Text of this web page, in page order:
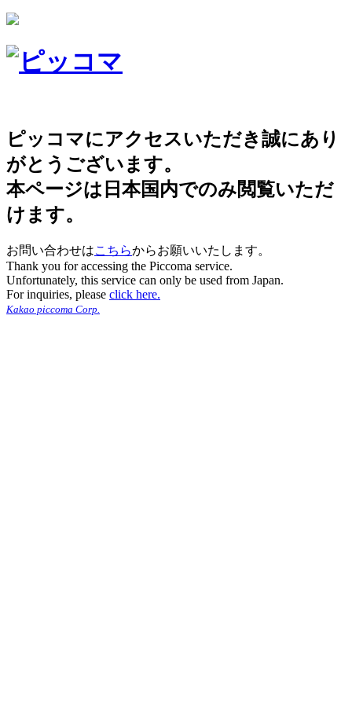
ピッコマにアクセスいただき誠にあり
がとうございます。
本ページは日本国内でのみ閲覧いただ
けます。
お問い合わせはこちらからお願いいたします。
Thank you for accessing the Piccoma service.
Unfortunately, this service can only be used from Japan.
For inquiries, please click here.
Kakao piccoma Corp.